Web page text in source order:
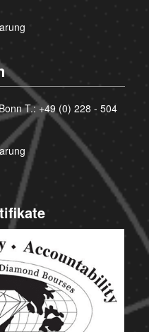
T.:+49 (0) 228 - 504